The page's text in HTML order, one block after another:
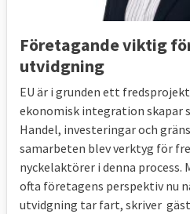
Företagande viktig
utvidgning
EU är i grunden ett
ekonomisk integration skapar
Handel, investeringar och
samarbeten blev verktyg för
nyckelaktörer i denna process.
ofta företagens perspektiv nu
utvidgning tar fart, skriver